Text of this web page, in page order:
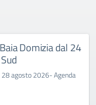
Domizia dal 24
agosto 2026- Agenda